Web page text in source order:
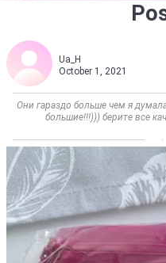
Ua_H
October 1, 2021
Они гараздо больше чем я
большие!!!))) берите все